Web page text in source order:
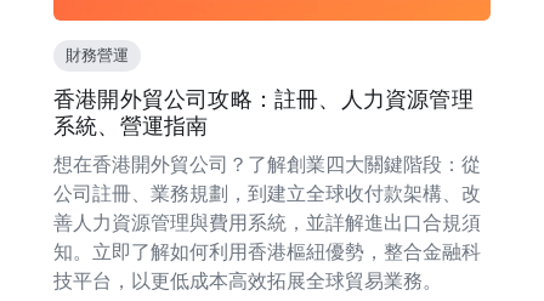
財務營運
香港開外貿公司攻略：註冊、人力資源管理
系統、營運指南
想在香港開外貿公司？了解創業四大關鍵階段：從
公司註冊、業務規劃，到建立全球收付款架構、改
善人力資源管理與費用系統，並詳解進出口合規須
知。立即了解如何利用香港樞紐優勢，整合金融科
技平台，以更低成本高效拓展全球貿易業務。